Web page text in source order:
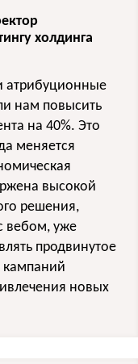
холдинга
атрибуционные
нам повысить
на 40%. Это
меняется
высокой
решения,
вебом, уже
продвинутое
кампаний
новых